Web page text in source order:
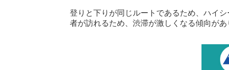
登りと下りが同じルートであるため、ハイ
者が訪れるため、渋滞が激しくなる傾向が